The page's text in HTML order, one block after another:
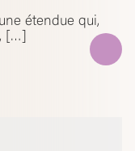
étendue qui,
[…]